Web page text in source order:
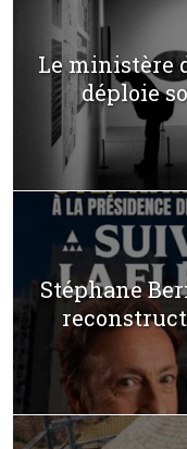
Le ministère
déploie
Stéphane